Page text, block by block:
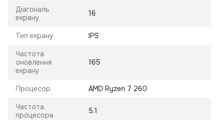
Діагональ
екрану
16
Тип екрану IPS
Частота
оновлення
екрану
165
Процесор AMD Ryzen 7 260
Частота
процесора
5.1